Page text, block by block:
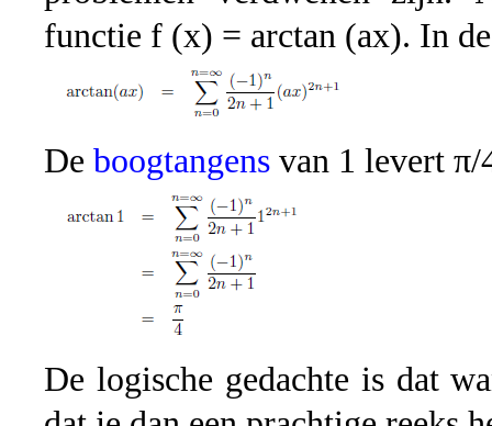
functie f (x) = arctan (ax). In
De boogtangens van 1 levert π/
De logische gedachte is dat